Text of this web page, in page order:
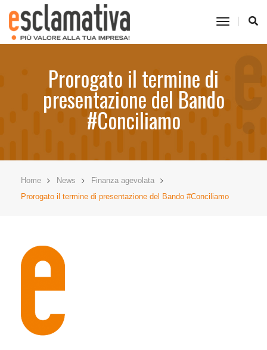
toggle
Prorogato il termine di
presentazione del Bando
#Conciliamo
Home News
Finanza agevolata
Prorogato il termine di presentazione del Bando #Conciliamo